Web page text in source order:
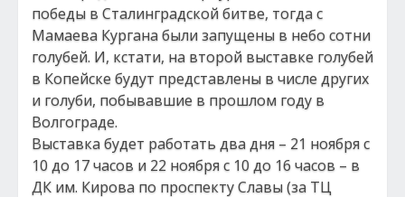
победы в Сталинградской битве, тогда с
Мамаева Кургана были запущены в небо сотни
голубей. И, кстати, на второй выставке голубей
в Копейске будут представлены в числе других
и голуби, побывавшие в прошлом году в
Волгограде.
Выставка будет работать два дня – 21 ноября с
10 до 17 часов и 22 ноября с 10 до 16 часов – в
ДК им. Кирова по проспекту Славы (за ТЦ